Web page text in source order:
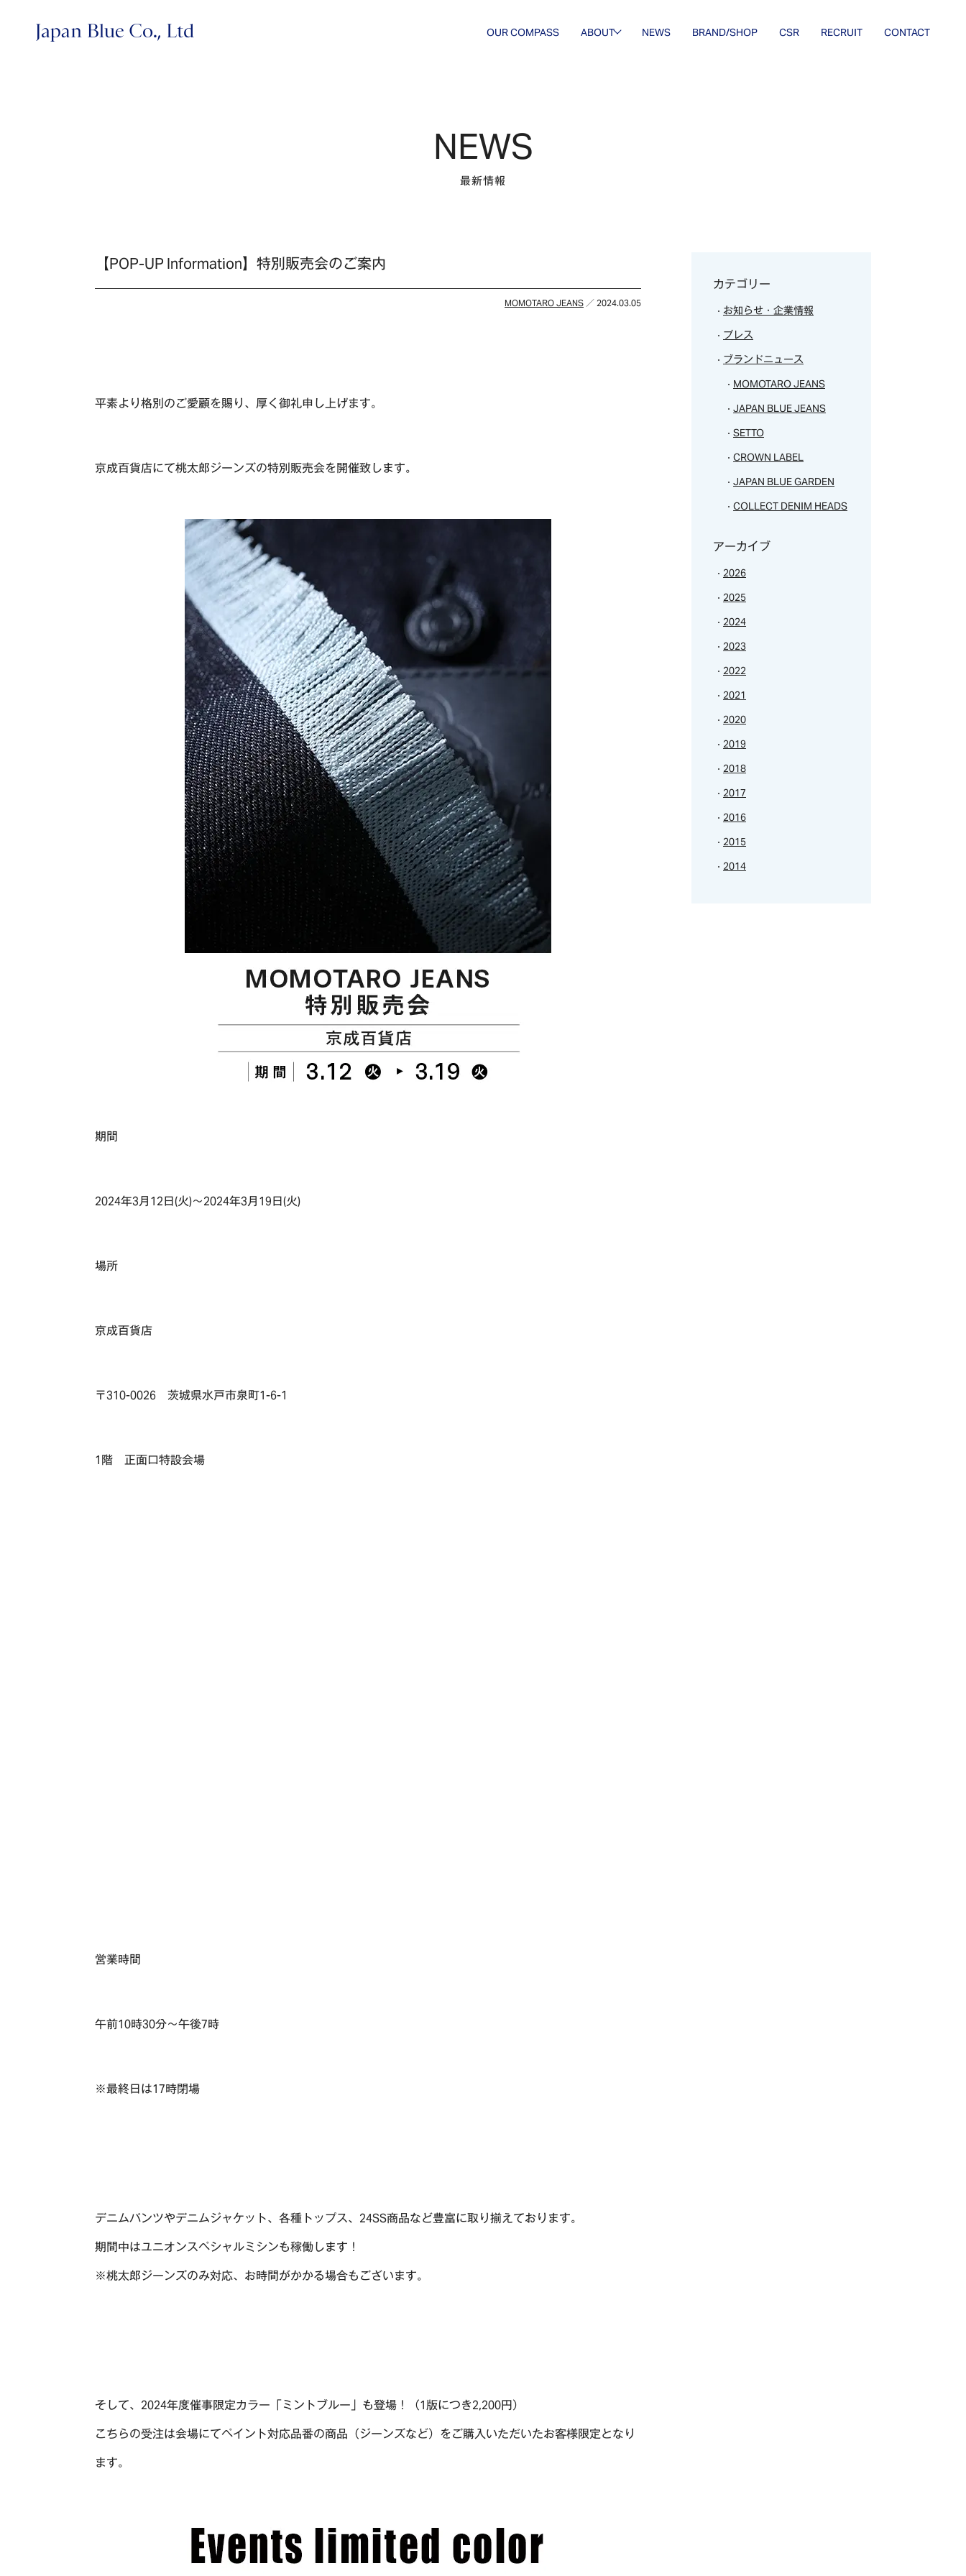
OUR COMPASS ABOUT NEWS BRAND/SHOP CSR RECRUIT CONTACT
NEWS
最新情報
【POP-UP Information】特別販売会のご案内
MOMOTARO JEANS ／ 2024.03.05
平素より格別のご愛顧を賜り、厚く御礼申し上げます。
京成百貨店にて桃太郎ジーンズの特別販売会を開催致します。
期間
2024年3月12日(火)～2024年3月19日(火)
場所
京成百貨店
〒310-0026 茨城県水戸市泉町1-6-1
1階 正面口特設会場
営業時間
午前10時30分～午後7時
※最終日は17時閉場
デニムパンツやデニムジャケット、各種トップス、24SS商品など豊富に取り揃えております。
期間中はユニオンスペシャルミシンも稼働します！
※桃太郎ジーンズのみ対応、お時間がかかる場合もございます。
そして、2024年度催事限定カラー「ミントブルー」も登場！（1版につき2,200円）
こちらの受注は会場にてペイント対応品番の商品（ジーンズなど）をご購入いただいたお客様限定となり
ます。
カテゴリー
お知らせ・企業情報
プレス
ブランドニュース
MOMOTARO JEANS
JAPAN BLUE JEANS
SETTO
CROWN LABEL
JAPAN BLUE GARDEN
COLLECT DENIM HEADS
アーカイブ
2026
2025
2024
2023
2022
2021
2020
2019
2018
2017
2016
2015
2014